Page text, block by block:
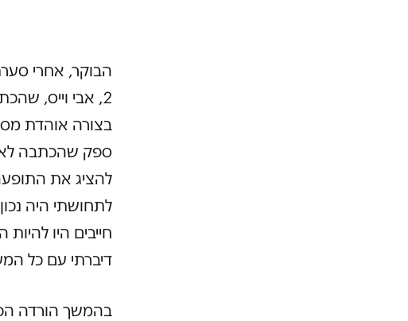
הבוקר, אחרי
2, אבי וייס,
בצורה אוהדת
ספק שהכתבה לא
להציג את
לתחושתי היה
חייבים היו
דיברתי עם כל
בהמשך הורדה